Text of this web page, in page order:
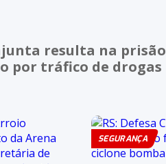
resulta na prisão
por tráfico de drogas
SEGURANÇA